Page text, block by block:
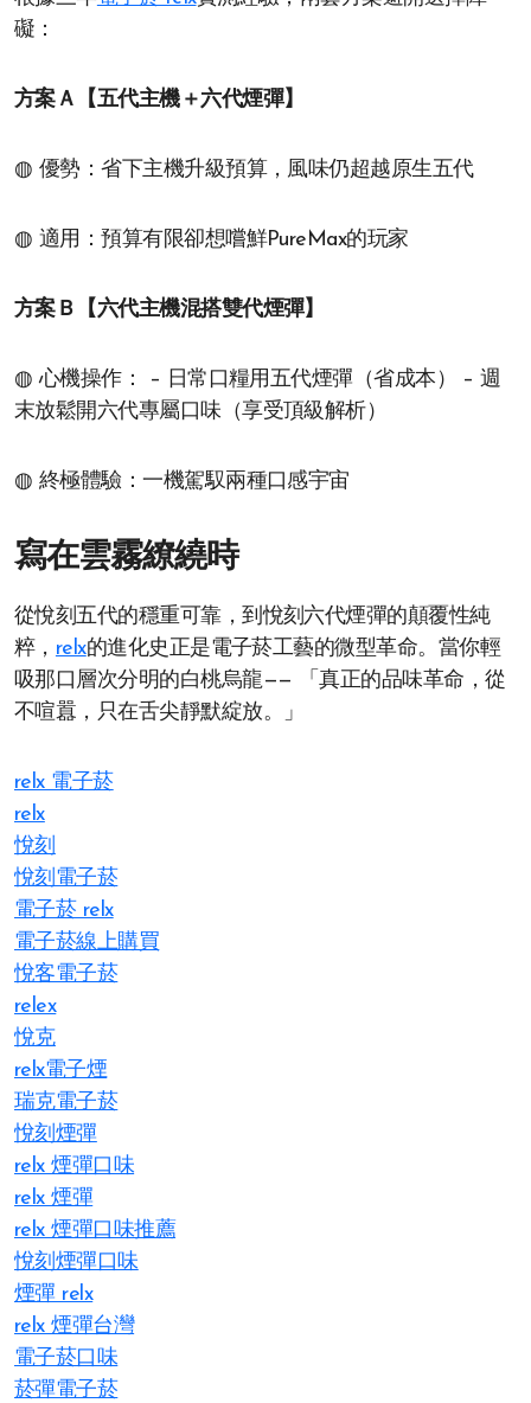
礙：
方案Ａ【五代主機＋六代煙彈】
◍ 優勢：省下主機升級預算，風味仍超越原生五代
◍ 適用：預算有限卻想嚐鮮PureMax的玩家
方案Ｂ【六代主機混搭雙代煙彈】
◍ 心機操作： – 日常口糧用五代煙彈（省成本） – 週
末放鬆開六代專屬口味（享受頂級解析）
◍ 終極體驗：一機駕馭兩種口感宇宙
寫在雲霧繚繞時
從悅刻五代的穩重可靠，到悅刻六代煙彈的顛覆性純
粹， relx的進化史正是電子菸工藝的微型革命。當你輕
吸那口層次分明的白桃烏龍—— 「真正的品味革命，從
不喧囂，只在舌尖靜默綻放。」
relx 電子菸
relx
悅刻
悅刻電子菸
電子菸 relx
電子菸線上購買
悅客電子菸
relex
悅克
relx電子煙
瑞克電子菸
悅刻煙彈
relx 煙彈口味
relx 煙彈
relx 煙彈口味推薦
悅刻煙彈口味
煙彈 relx
relx 煙彈台灣
電子菸口味
菸彈電子菸